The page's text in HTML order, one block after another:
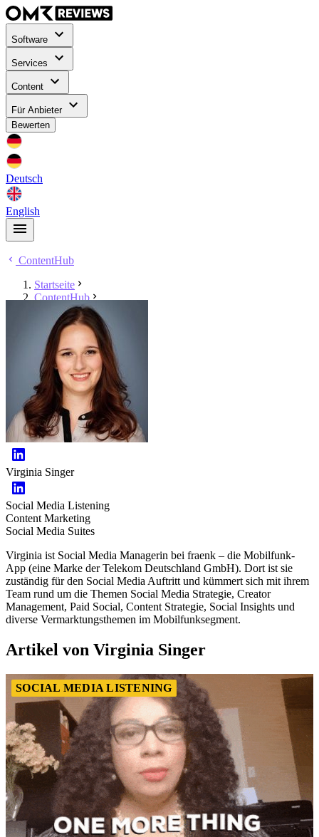
Software
Services
Content
Für Anbieter
Bewerten
Deutsch
English
ContentHub
Startseite
ContentHub
Virginia Singer
Virginia Singer
Social Media Listening
Content Marketing
Social Media Suites
Virginia ist Social Media Managerin bei fraenk – die Mobilfunk-
App (eine Marke der Telekom Deutschland GmbH). Dort ist sie
zuständig für den Social Media Auftritt und kümmert sich mit ihrem
Team rund um die Themen Social Media Strategie, Creator
Management, Paid Social, Content Strategie, Social Insights und
diverse Vermarktungsthemen im Mobilfunksegment.
Artikel von Virginia Singer
SOCIAL MEDIA LISTENING